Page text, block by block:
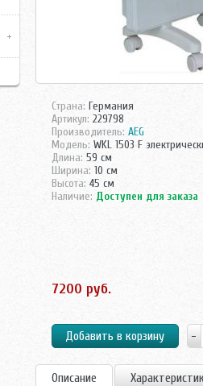
Страна: Германия
Артикул: 229798
Производитель: AEG
Модель: WKL 1503 F
Длина: 59 см
Ширина: 10 см
Высота: 45 см
Наличие: Доступен для заказа
7200 руб.
Описание